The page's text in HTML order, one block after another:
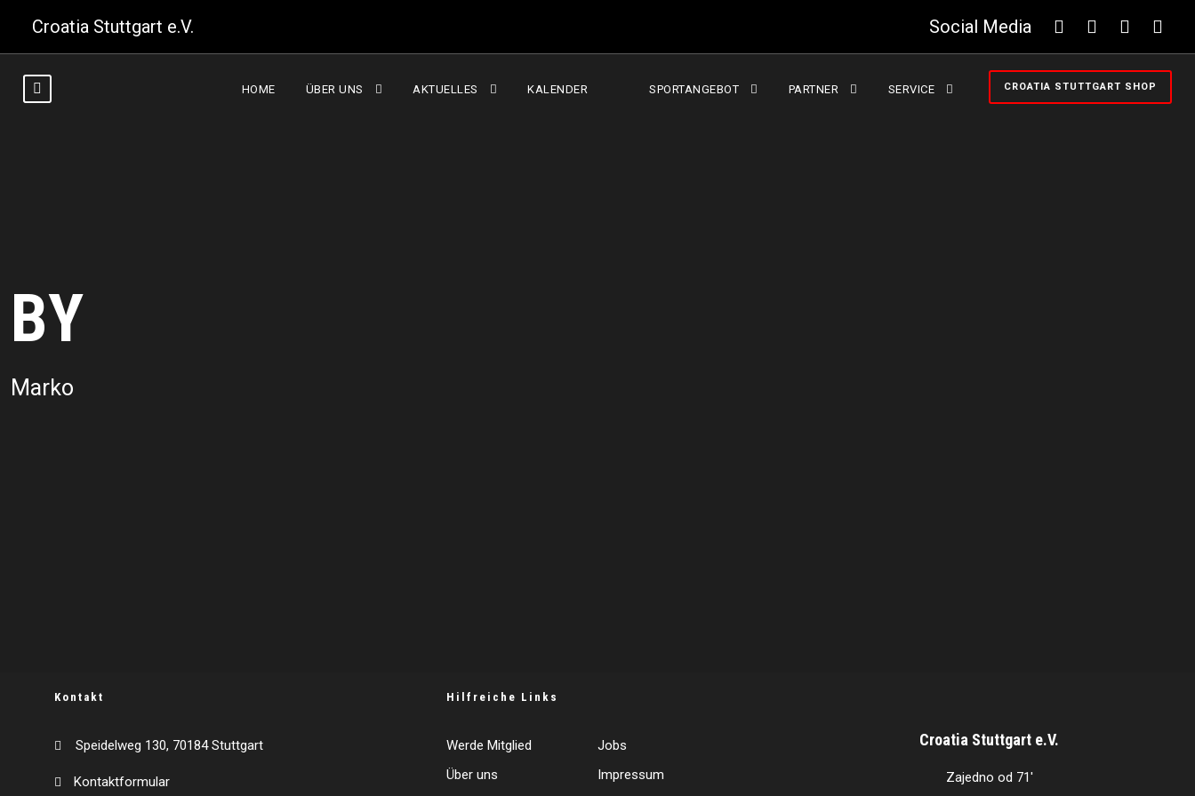
Croatia Stuttgart e.V. Social Media
HOME ÜBER UNS AKTUELLES KALENDER SPORTANGEBOT PARTNER SERVICE CROATIA STUTTGART SHOP
BY
Marko
Kontakt
Speidelweg 130, 70184 Stuttgart
Kontaktformular
Hilfreiche Links
Werde Mitglied
Jobs
Über uns
Impressum
Croatia Stuttgart e.V.
Zajedno od 71'